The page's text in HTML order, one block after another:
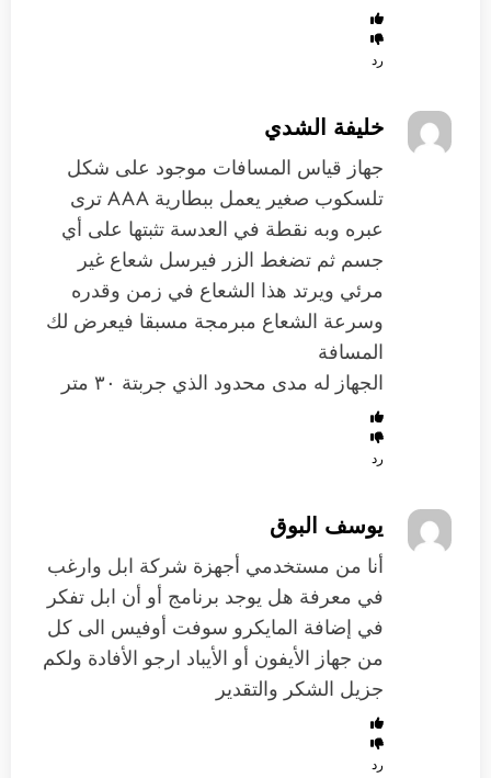
رد
خليفة الشدي
جهاز قياس المسافات موجود على شكل
تلسكوب صغير يعمل ببطارية AAA ترى
عبره وبه نقطة في العدسة تثبتها على أي
جسم ثم تضغط الزر فيرسل شعاع غير
مرئي ويرتد هذا الشعاع في زمن وقدره
وسرعة الشعاع مبرمجة مسبقا فيعرض لك
المسافة
الجهاز له مدى محدود الذي جربتة ٣٠ متر
رد
يوسف البوق
أنا من مستخدمي أجهزة شركة ابل وارغب
في معرفة هل يوجد برنامج أو أن ابل تفكر
في إضافة المايكرو سوفت أوفيس الى كل
من جهاز الأيفون أو الأيباد ارجو الأفادة ولكم
جزيل الشكر والتقدير
رد